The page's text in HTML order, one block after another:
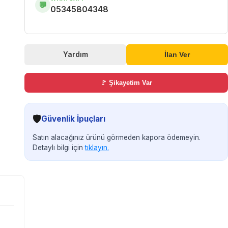
💬 05345804348
Yardım İlan Ver
🚩 Şikayetim Var
🛡️Güvenlik İpuçları
Satın alacağınız ürünü görmeden kapora ödemeyin.
Detaylı bilgi içintıklayın.